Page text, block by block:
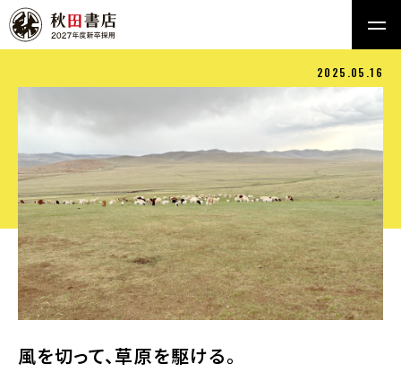
2025.05.16
風を切って、草原を駆ける。